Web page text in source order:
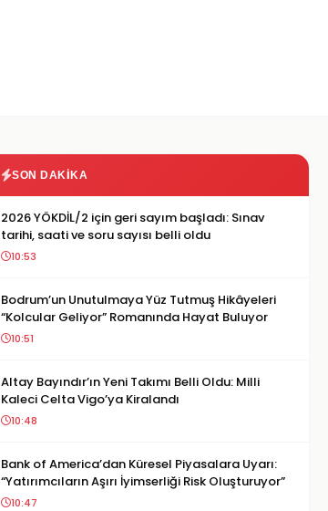
SON DAKIKA
2026 YÖKDİL/2 için geri sayım başladı: Sınav
tarihi, saati ve soru sayısı belli oldu
10:53
Bodrum’un Unutulmaya Yüz Tutmuş Hikâyeleri
“Kolcular Geliyor” Romanında Hayat Buluyor
10:51
Altay Bayındır’ın Yeni Takımı Belli Oldu: Milli
Kaleci Celta Vigo’ya Kiralandı
10:48
Bank of America’dan Küresel Piyasalara Uyarı:
“Yatırımcıların Aşırı İyimserliği Risk Oluşturuyor”
10:47